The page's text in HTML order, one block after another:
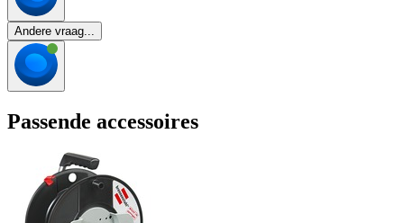
Andere vraag...
Passende accessoires